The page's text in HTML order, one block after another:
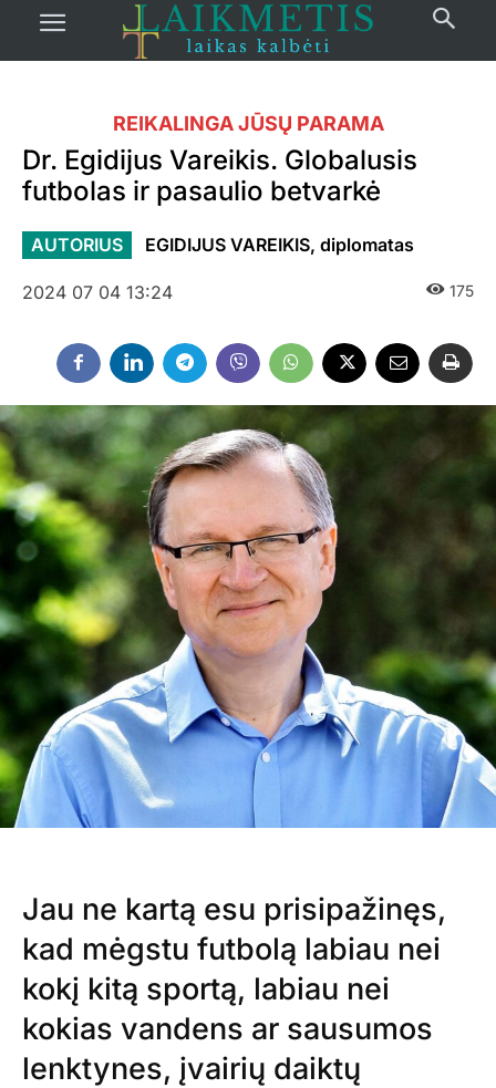
REIKALINGA JŪSŲ PARAMA
Dr. Egidijus Vareikis. Globalusis
futbolas ir pasaulio betvarkė
AUTORIUS EGIDIJUS VAREIKIS, diplomatas
2024 07 04 13:24 175
Jau ne kartą esu prisipažinęs,
kad mėgstu futbolą labiau nei
kokį kitą sportą, labiau nei
kokias vandens ar sausumos
lenktynes, įvairių daiktų